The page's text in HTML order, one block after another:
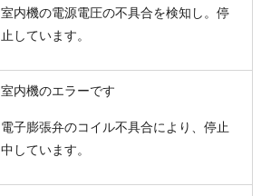
室内機の電源電圧の不具合を検知し。停
止しています。
室内機のエラーです
電子膨張弁のコイル不具合により、停止
中しています。